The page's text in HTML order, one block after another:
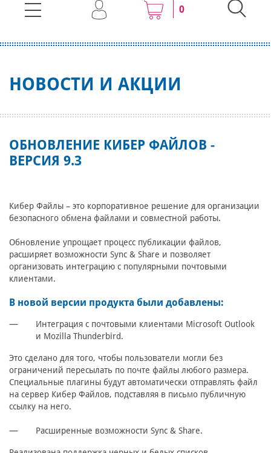
0
НОВОСТИ И АКЦИИ
ОБНОВЛЕНИЕ КИБЕР ФАЙЛОВ -
ВЕРСИЯ 9.3
Кибер Файлы – это корпоративное решение для организации
безопасного обмена файлами и совместной работы.
Обновление упрощает процесс публикации файлов,
расширяет возможности Sync & Share и позволяет
организовать интеграцию с популярными почтовыми
клиентами.
В новой версии продукта были добавлены:
Интеграция с почтовыми клиентами Microsoft Outlook
и Mozilla Thunderbird.
Это сделано для того, чтобы пользователи могли без
ограничений пересылать по почте файлы любого размера.
Специальные плагины будут автоматически отправлять файл
на сервер Кибер Файлов, подставляя в письмо публичную
ссылку на него.
Расширенные возможности Sync & Share.